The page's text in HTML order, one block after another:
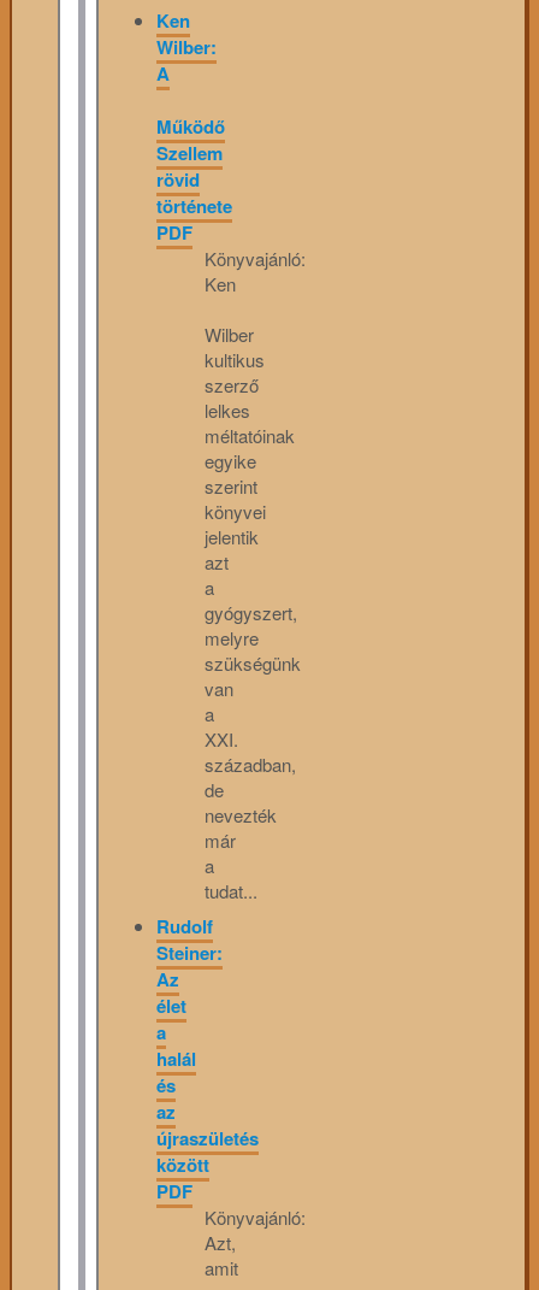
Ken
Wilber:
A
Működő
Szellem
rövid
története
PDF
Könyvajánló:
Ken
Wilber
kultikus
szerző
lelkes
méltatóinak
egyike
szerint
könyvei
jelentik
azt
a
gyógyszert,
melyre
szükségünk
van
a
XXI.
században,
de
nevezték
már
a
tudat...
Rudolf
Steiner:
Az
élet
a
halál
és
az
újraszületés
között
PDF
Könyvajánló:
Azt,
amit